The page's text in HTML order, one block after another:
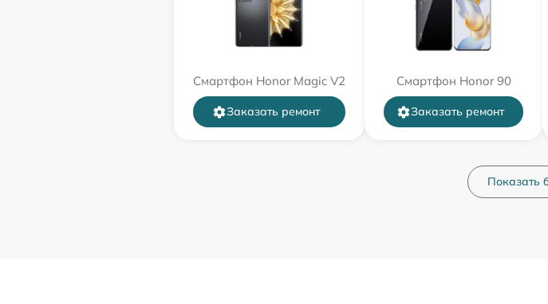
Смартфон Honor Magic V2
Заказать ремонт
Смартфон Honor 90
Заказать ремонт
Показать